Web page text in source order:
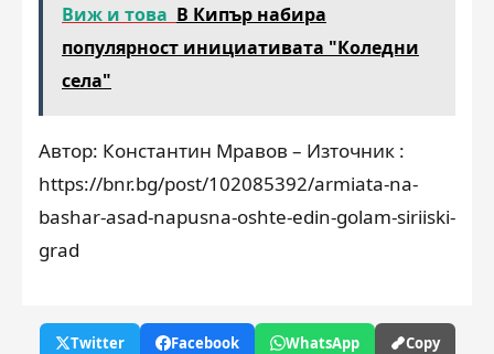
Виж и това В Кипър набира
популярност инициативата "Коледни
села"
Автор: Константин Мравов – Източник :
https://bnr.bg/post/102085392/armiata-na-
bashar-asad-napusna-oshte-edin-golam-siriiski-
grad
Twitter Facebook WhatsApp Copy